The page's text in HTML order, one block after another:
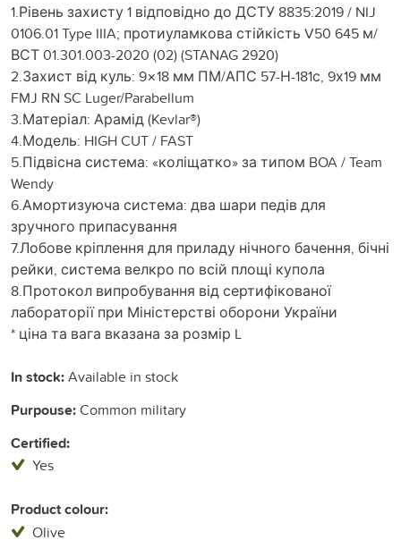
1.Рівень захисту 1 відповідно до ДСТУ 8835:2019 / NIJ
0106.01 Type IIIA; протиуламкова стійкість V50 645 м/
ВСТ 01.301.003-2020 (02) (STANAG 2920)
2.Захист від куль: 9×18 мм ПМ/АПС 57-Н-181с, 9х19 мм
FMJ RN SC Luger/Parabellum
3.Матеріал: Арамід (Kevlar®)
4.Модель: HIGH CUT / FAST
5.Підвісна система: «коліщатко» за типом BOA / Team
Wendy
6.Амортизуюча система: два шари педів для
зручного припасування
7.Лобове кріплення для приладу нічного бачення, бічні
рейки, система велкро по всій площі купола
8.Протокол випробування від сертифікованої
лабораторії при Міністерстві оборони України
* ціна та вага вказана за розмір L
In stock:Available in stock
Purpouse:Common military
Certified:
Yes
Product colour:
Olive